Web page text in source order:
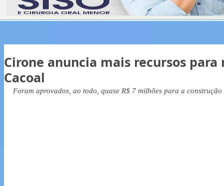
Cirone anuncia mais recursos
Cacoal
Foram aprovados, ao todo, quase R$ 7 milhões para a